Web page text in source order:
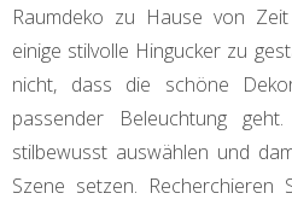
Raumdeko zu Hause von
einige stilvolle Hingucker zu
nicht, dass die schöne
passender Beleuchtung
stilbewusst auswählen und
Szene setzen.